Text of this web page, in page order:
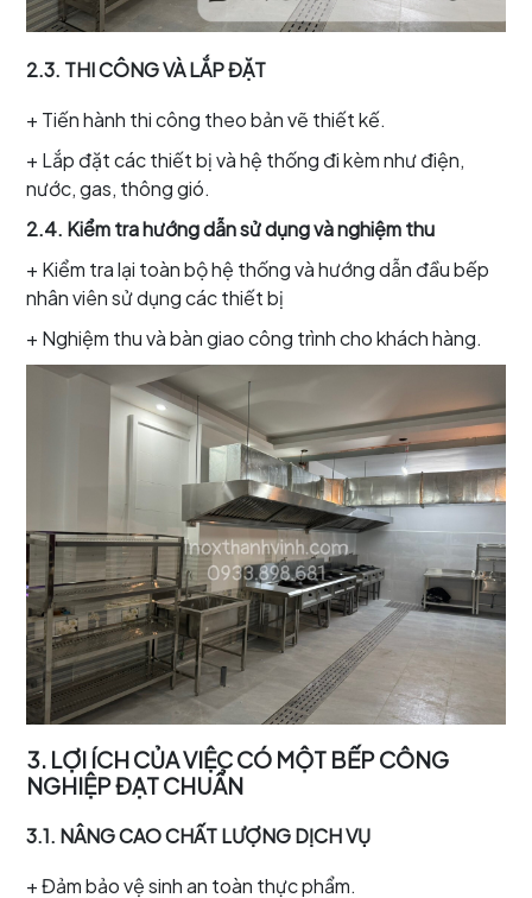
2.3. THI CÔNG VÀ LẮP ĐẶT
+ Tiến hành thi công theo bản vẽ thiết kế.
+ Lắp đặt các thiết bị và hệ thống đi kèm như điện,
nước, gas, thông gió.
2.4. Kiểm tra hướng dẫn sử dụng và nghiệm thu
+ Kiểm tra lại toàn bộ hệ thống và hướng dẫn đầu bếp
nhân viên sử dụng các thiết bị
+ Nghiệm thu và bàn giao công trình cho khách hàng.
3. LỢI ÍCH CỦA VIỆC CÓ MỘT BẾP CÔNG
NGHIỆP ĐẠT CHUẨN
3.1. NÂNG CAO CHẤT LƯỢNG DỊCH VỤ
+ Đảm bảo vệ sinh an toàn thực phẩm.